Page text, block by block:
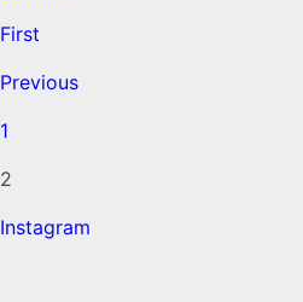
First
Previous
1
2
Instagram